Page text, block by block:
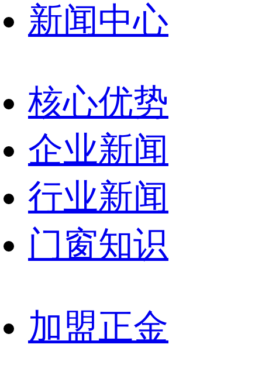
新闻中心
核心优势
企业新闻
行业新闻
门窗知识
加盟正金